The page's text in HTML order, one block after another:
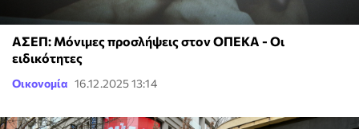
ΑΣΕΠ: Μόνιμες προσλήψεις στον ΟΠΕΚΑ - Οι
ειδικότητες
Οικονομία 16.12.2025 13:14